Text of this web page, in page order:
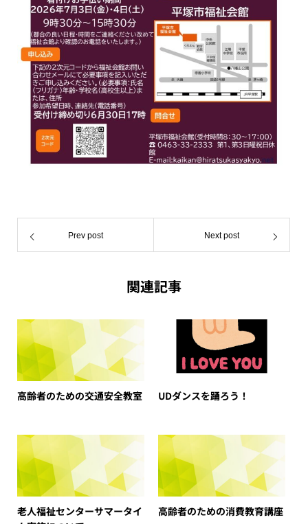
Prev post Next post
関連記事
高齢者のための交通安全教室 UDダンスを踊ろう！
老人福祉センターサマータイ
高齢者のための消費教育講座